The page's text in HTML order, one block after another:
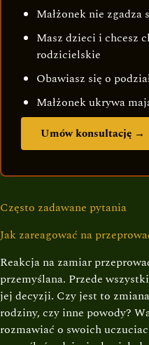
Małżonek nie
Masz dzieci i chcesz
rodzicielskie
Obawiasz się o
Małżonek ukrywa
Umów konsultację →
Często zadawane pytania
Jak zareagować na
Reakcja na zamiar
przemyślana. Przede
jej decyzji. Czy jest to
rodziny, czy inne powody?
rozmawiać o swoich